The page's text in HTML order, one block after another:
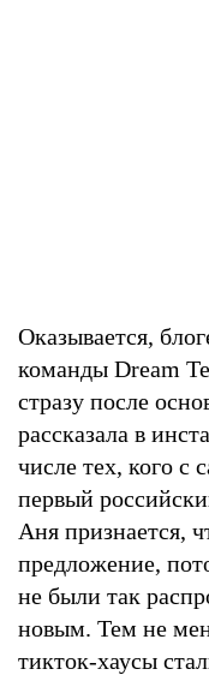
Оказывается,
команды Dream
стразу после
рассказала в
числе тех, кого с
первый
Аня признается,
предложение,
не были так
новым. Тем не
тикток-хаусы